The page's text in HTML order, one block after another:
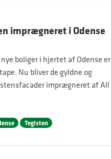
imprægneret i Odense
boliger i hjertet af Odense er
Nu bliver de gyldne og
imprægneret af All
Teglsten